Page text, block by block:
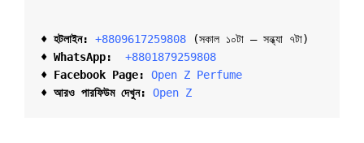
♦ হটলাইন: +8809617259808
(সকাল ১০টা – সন্ধ্যা ৭টা)
♦ WhatsApp:
+8801879259808
♦ Facebook Page:
Open Z Perfume
♦ আরও পারফিউম দেখুন:
Open Z